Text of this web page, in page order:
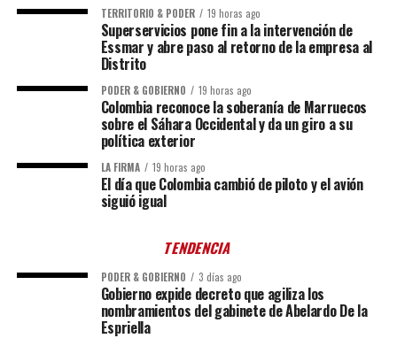
TERRITORIO & PODER 19 horas ago
Superservicios pone fin a la intervención de
Essmar y abre paso al retorno de la empresa al
Distrito
PODER & GOBIERNO 19 horas ago
Colombia reconoce la soberanía de Marruecos
sobre el Sáhara Occidental y da un giro a su
política exterior
LA FIRMA 19 horas ago
El día que Colombia cambió de piloto y el avión
siguió igual
TENDENCIA
PODER & GOBIERNO 3 días ago
Gobierno expide decreto que agiliza los
nombramientos del gabinete de Abelardo De la
Espriella